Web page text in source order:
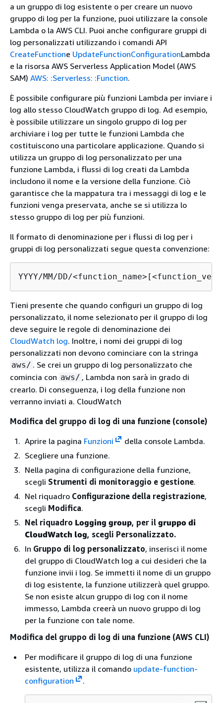
a un gruppo di log esistente o per creare un nuovo
gruppo di log per la funzione, puoi utilizzare la console
Lambda o la AWS CLI. Puoi anche configurare gruppi di
log personalizzati utilizzando i comandi API
CreateFunctione UpdateFunctionConfigurationLambda
e la risorsa AWS Serverless Application Model (AWS
SAM) AWS: :Serverless: :Function.
È possibile configurare più funzioni Lambda per inviare i
log allo stesso CloudWatch gruppo di log. Ad esempio,
è possibile utilizzare un singolo gruppo di log per
archiviare i log per tutte le funzioni Lambda che
costituiscono una particolare applicazione. Quando si
utilizza un gruppo di log personalizzato per una
funzione Lambda, i flussi di log creati da Lambda
includono il nome e la versione della funzione. Ciò
garantisce che la mappatura tra i messaggi di log e le
funzioni venga preservata, anche se si utilizza lo
stesso gruppo di log per più funzioni.
Il formato di denominazione per i flussi di log per i
gruppi di log personalizzati segue questa convenzione:
YYYY/MM/DD/
Tieni presente che quando configuri un gruppo di log
personalizzato, il nome selezionato per il gruppo di log
deve seguire le regole di denominazione dei
CloudWatch log. Inoltre, i nomi dei gruppi di log
personalizzati non devono cominciare con la stringa
aws/ . Se crei un gruppo di log personalizzato che
comincia con aws/ , Lambda non sarà in grado di
crearlo. Di conseguenza, i log della funzione non
verranno inviati a. CloudWatch
Modifica del gruppo di log di una funzione (console)
Aprire la pagina Funzioni
della console Lambda.
Scegliere una funzione.
Nella pagina di configurazione della funzione,
scegli Strumenti di monitoraggio e gestione.
Nel riquadro Configurazione della registrazione,
scegli Modifica.
Nel riquadro Logging group, per il gruppo di
CloudWatch log, scegli Personalizzato.
In Gruppo di log personalizzato, inserisci il nome
del gruppo di CloudWatch log a cui desideri che la
funzione invii i log. Se immetti il nome di un gruppo
di log esistente, la funzione utilizzerà quel gruppo.
Se non esiste alcun gruppo di log con il nome
immesso, Lambda creerà un nuovo gruppo di log
per la funzione con tale nome.
Modifica del gruppo di log di una funzione (AWS CLI)
Per modificare il gruppo di log di una funzione
esistente, utilizza il comando update-function-
configuration
.